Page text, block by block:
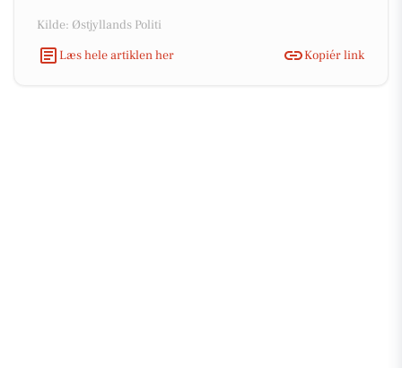
Kilde: Østjyllands Politi
Læs hele artiklen her
Kopiér link